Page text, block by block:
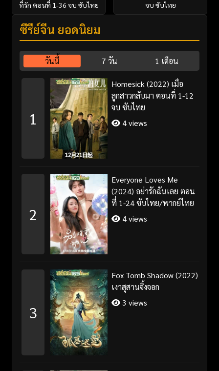
ที่รัก ตอนที่ 1-36 จบ ซับไทย
จบ ซับไทย
ซีรี่ย์จีน ยอดนิยม
วันนี้ 7 วัน 1 เดือน
1
Homesick (2022) เมื่อ
ลูกสาวกลับมา ตอนที่ 1-12
จบ ซับไทย
4 views
2
Everyone Loves Me
(2024) อย่ารักฉันเลย ตอน
ที่ 1-24 ซับไทย/พากย์ไทย
4 views
3
Fox Tomb Shadow (2022)
เงาสุสานจิ้งจอก
3 views